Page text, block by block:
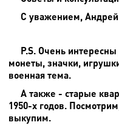
С уважением, Андрей
P.S. Очень
монеты, значки,
военная тема.
А также - старые
1950-х годов.
выкупим.